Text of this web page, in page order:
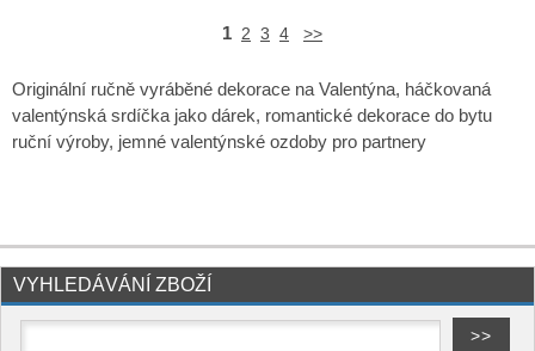
1 2 3 4 >>
Originální ručně vyráběné dekorace na Valentýna, háčkovaná
valentýnská srdíčka jako dárek, romantické dekorace do bytu
ruční výroby, jemné valentýnské ozdoby pro partnery
VYHLEDÁVÁNÍ ZBOŽÍ